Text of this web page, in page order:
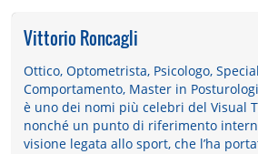
Vittorio Roncagli
Ottico, Optometrista, Psicologo,
Comportamento, Master in
è uno dei nomi più celebri del Visual
nonché un punto di riferimento
visione legata allo sport, che l’ha